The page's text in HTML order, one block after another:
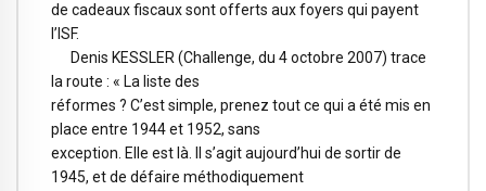
de cadeaux fiscaux sont offerts aux foyers qui payent
l’ISF.
Denis KESSLER (Challenge, du 4 octobre 2007) trace
la route : « La liste des
réformes ? C’est simple, prenez tout ce qui a été mis en
place entre 1944 et 1952, sans
exception. Elle est là. Il s’agit aujourd’hui de sortir de
1945, et de défaire méthodiquement